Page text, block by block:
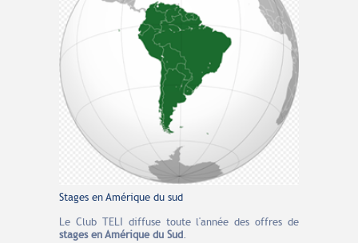
Stages en Amérique du sud
Le Club TELI diffuse toute l'année des offres de
stages en Amérique du Sud.